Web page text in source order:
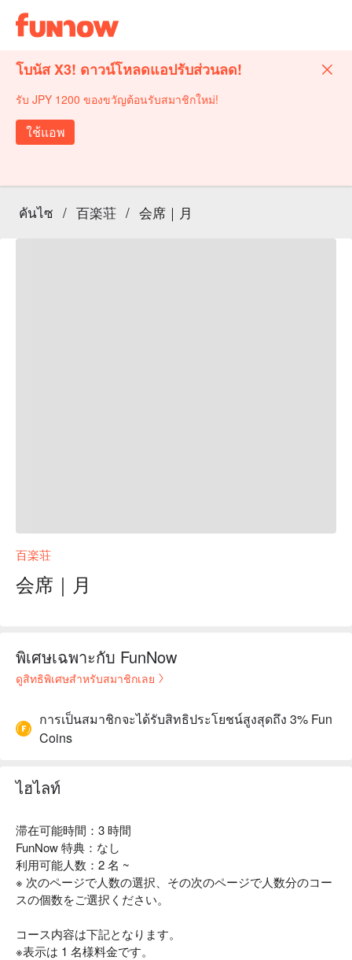
โบนัส X3! ดาวน์โหลดแอปรับส่วนลด!
รับ JPY 1200 ของขวัญต้อนรับสมาชิกใหม่!
ใช้แอพ
คันไซ / 百楽荘 / 会席｜月
百楽荘
会席｜月
พิเศษเฉพาะกับ FunNow
ดูสิทธิพิเศษสำหรับสมาชิกเลย
การเป็นสมาชิกจะได้รับสิทธิประโยชน์สูงสุดถึง 3% Fun
Coins
ไฮไลท์
滞在可能時間：3 時間
FunNow 特典：なし
利用可能人数：2 名 ~
※ 次のページで人数の選択、その次のページで人数分のコー
スの個数をご選択ください。
コース内容は下記となります。
※表示は 1 名様料金です。